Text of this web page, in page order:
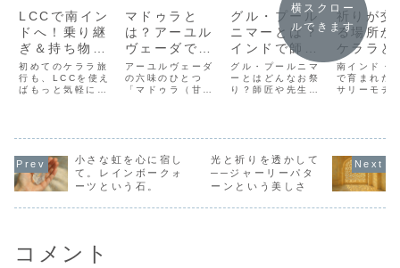
LCCで南イン
ドへ！乗り継
ぎ＆持ち物も
リアルに紹介
初めてのケララ旅
行も、LCCを使え
ばもっと気軽に！
航空券の探し方、
リアルに紹介しま
す。
マドゥラと
は？アーユル
ヴェーダで
「甘味」とさ
れる味の意味
アーユルヴェーダ
の六味のひとつ
「マドゥラ（甘
き、ドーシャとの
食べ物やハーブな
ど、アーユルヴェ
ーダの考え方をわ
かりやすく紹介し
ます。
グル・プール
ニマーとは？
インドで師匠
や先生に感謝
を伝える満月
のお祭り
グル・プールニマ
ーとはどんなお祭
り？師匠や先生、
日です。意味や由
プールニマーとの
関係、過ごし方、
インドで大切にさ
れる理由をやさし
く解説します。
祈りが交
る場所
ケララと
モチーフ
語
南インド・
で育まれた
サリーモチ
インド装飾
ガイド。
横スクロー
ルできます
小さな虹を心に宿し
て。レインボークォ
ーツという石。
光と祈りを透かして
──ジャーリーパタ
ーンという美しさ
コメント